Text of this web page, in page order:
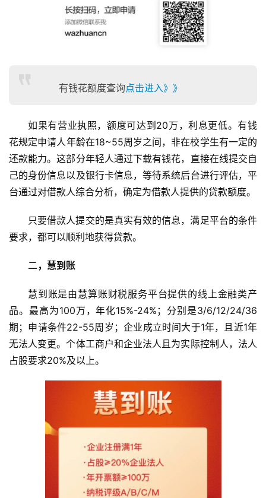
有钱花额度查询点击进入》》
如果有营业执照，额度可达到20万，利息更低。有钱
花规定申请人年龄在18~55周岁之间，非在校学生有一定的
还款能力。这部分年轻人通过下载有钱花，直接在线提交自
己的身份信息以及银行卡信息，等待系统后台进行评估，平
台通过对借款人综合分析，确定为借款人提供的贷款额度。
只要借款人提交的是真实有效的信息，满足平台的条件
要求，都可以顺利地获得贷款。
二，慧到账
慧到账是由慧算账财税服务平台提供的线上金融类产
品。最高为100万，年化15%-24%；分别是3/6/12/24/36
期；申请条件22-55周岁；企业成立时间大于1年，且近1年
无法人变更。个体工商户和企业法人且为实际控制人，法人
占股要求20%及以上。